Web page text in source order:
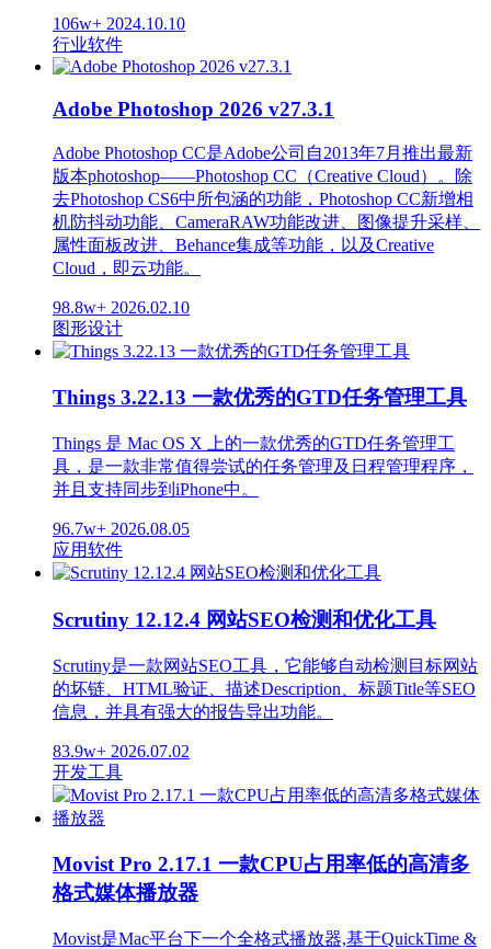
106w+ 2024.10.10
行业软件
Adobe Photoshop 2026 v27.3.1
Adobe Photoshop CC是Adobe公司自2013年7月推出最新
版本photoshop——Photoshop CC（Creative Cloud）。除
去Photoshop CS6中所包涵的功能，Photoshop CC新增相
机防抖动功能、CameraRAW功能改进、图像提升采样、
属性面板改进、Behance集成等功能，以及Creative
Cloud，即云功能。
98.8w+ 2026.02.10
图形设计
Things 3.22.13 一款优秀的GTD任务管理工具
Things 是 Mac OS X 上的一款优秀的GTD任务管理工
具，是一款非常值得尝试的任务管理及日程管理程序，
并且支持同步到iPhone中。
96.7w+ 2026.08.05
应用软件
Scrutiny 12.12.4 网站SEO检测和优化工具
Scrutiny是一款网站SEO工具，它能够自动检测目标网站
的坏链、HTML验证、描述Description、标题Title等SEO
信息，并具有强大的报告导出功能。
83.9w+ 2026.07.02
开发工具
Movist Pro 2.17.1 一款CPU占用率低的高清多
格式媒体播放器
Movist是Mac平台下一个全格式播放器,基于QuickTime &